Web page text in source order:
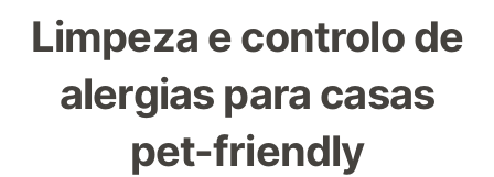
Limpeza e controlo de
alergias para casas
pet-friendly